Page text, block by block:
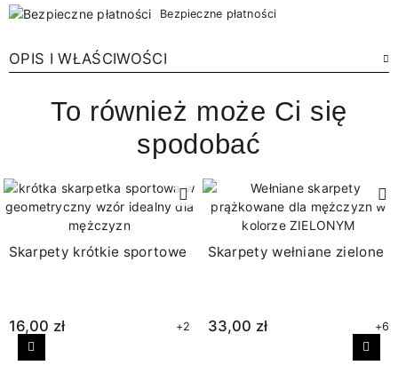
Bezpieczne płatności
OPIS I WŁAŚCIWOŚCI
To również może Ci się
spodobać
Skarpety krótkie sportowe
16,00 zł +2
Skarpety wełniane zielone
33,00 zł +6
Poprzedni